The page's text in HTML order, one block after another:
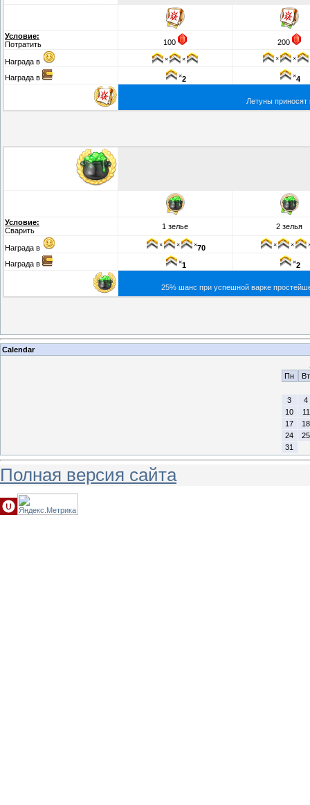
Условие:
Потратить
100 200
Награда в × × × ×
Награда в ×2 ×4
Летуны приносят
Условие:
Сварить
1 зелье 2 зелья
Награда в × × ×70 × ×
Награда в ×1 ×2
25% шанс при успешной варке
Calendar
Пн
Вт
3
4
10
11
17
18
24
25
31
Полная версия сайта